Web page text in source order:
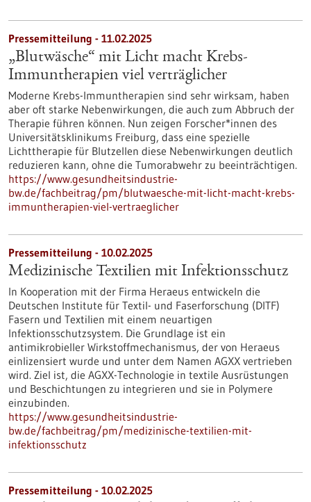
Pressemitteilung - 11.02.2025
„Blutwäsche“ mit Licht macht Krebs-
Immuntherapien viel verträglicher
Moderne Krebs-Immuntherapien sind sehr wirksam, haben
aber oft starke Nebenwirkungen, die auch zum Abbruch der
Therapie führen können. Nun zeigen Forscher*innen des
Universitätsklinikums Freiburg, dass eine spezielle
Lichttherapie für Blutzellen diese Nebenwirkungen deutlich
reduzieren kann, ohne die Tumorabwehr zu beeinträchtigen.
https://www.gesundheitsindustrie-
bw.de/fachbeitrag/pm/blutwaesche-mit-licht-macht-krebs-
immuntherapien-viel-vertraeglicher
Pressemitteilung - 10.02.2025
Medizinische Textilien mit Infektionsschutz
In Kooperation mit der Firma Heraeus entwickeln die
Deutschen Institute für Textil- und Faserforschung (DITF)
Fasern und Textilien mit einem neuartigen
Infektionsschutzsystem. Die Grundlage ist ein
antimikrobieller Wirkstoffmechanismus, der von Heraeus
einlizensiert wurde und unter dem Namen AGXX vertrieben
wird. Ziel ist, die AGXX-Technologie in textile Ausrüstungen
und Beschichtungen zu integrieren und sie in Polymere
einzubinden.
https://www.gesundheitsindustrie-
bw.de/fachbeitrag/pm/medizinische-textilien-mit-
infektionsschutz
Pressemitteilung - 10.02.2025